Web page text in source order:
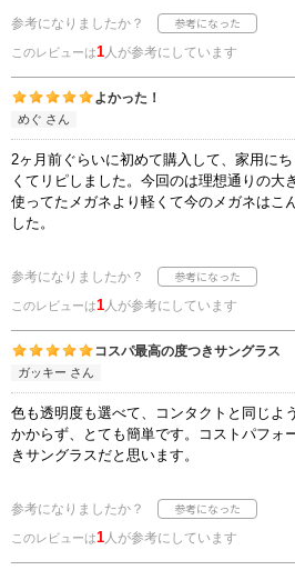
参考になりましたか？
このレビューは1人が参考にしています
よかった！
めぐ さん
2ヶ月前ぐらいに初めて購入して、家用に
くてリピしました。今回のは理想通りの大
使ってたメガネより軽くて今のメガネはこ
した。
参考になりましたか？
このレビューは1人が参考にしています
コスパ最高の度つきサングラス
ガッキー さん
色も透明度も選べて、コンタクトと同じよ
かからず、とても簡単です。コストパフォ
きサングラスだと思います。
参考になりましたか？
このレビューは1人が参考にしています